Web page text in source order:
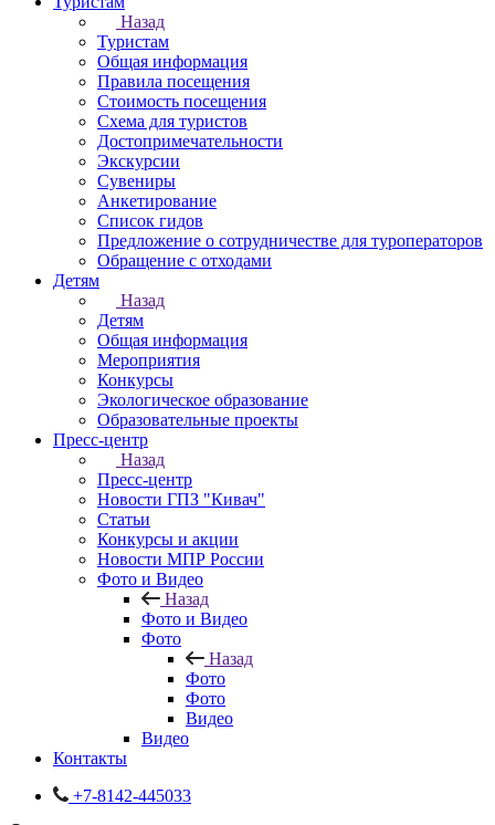
Назад
Туристам
Общая информация
Правила посещения
Стоимость посещения
Схема для туристов
Достопримечательности
Экскурсии
Сувениры
Анкетирование
Список гидов
Предложение о сотрудничестве для туроператоров
Обращение с отходами
Детям
Назад
Детям
Общая информация
Мероприятия
Конкурсы
Экологическое образование
Образовательные проекты
Пресс-центр
Назад
Пресс-центр
Новости ГПЗ "Кивач"
Статьи
Конкурсы и акции
Новости МПР России
Фото и Видео
Назад
Фото и Видео
Фото
Назад
Фото
Фото
Видео
Видео
Контакты
+7-8142-445033